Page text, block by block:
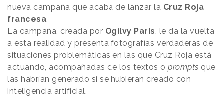
nueva campaña que acaba de lanzar la Cruz Roja
francesa.
La campaña, creada por Ogilvy París, le da la vuelta
a esta realidad y presenta fotografías verdaderas de
situaciones problemáticas en las que Cruz Roja está
actuando, acompañadas de los textos o prompts que
las habrían generado si se hubieran creado con
inteligencia artificial.